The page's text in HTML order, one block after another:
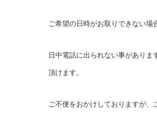
ご希望の日時がお取りできない場
日中電話に出られない事があり
頂けます。
ご不便をおかけしておりますが、